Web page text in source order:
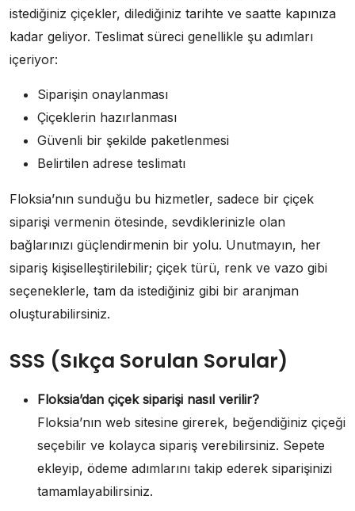
istediğiniz çiçekler, dilediğiniz tarihte ve saatte kapınıza
kadar geliyor. Teslimat süreci genellikle şu adımları
içeriyor:
Siparişin onaylanması
Çiçeklerin hazırlanması
Güvenli bir şekilde paketlenmesi
Belirtilen adrese teslimatı
Floksia’nın sunduğu bu hizmetler, sadece bir çiçek
siparişi vermenin ötesinde, sevdiklerinizle olan
bağlarınızı güçlendirmenin bir yolu. Unutmayın, her
sipariş kişiselleştirilebilir; çiçek türü, renk ve vazo gibi
seçeneklerle, tam da istediğiniz gibi bir aranjman
oluşturabilirsiniz.
SSS (Sıkça Sorulan Sorular)
Floksia’dan çiçek siparişi nasıl verilir?
Floksia’nın web sitesine girerek, beğendiğiniz çiçeği
seçebilir ve kolayca sipariş verebilirsiniz. Sepete
ekleyip, ödeme adımlarını takip ederek siparişinizi
tamamlayabilirsiniz.